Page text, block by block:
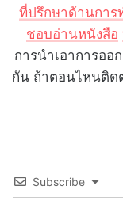
ที่ปรึกษาด้านการ
ชอบอ่านหนังสือ
การนำเอาการอ
กัน ถ้าตอนไหนติด
Subscribe